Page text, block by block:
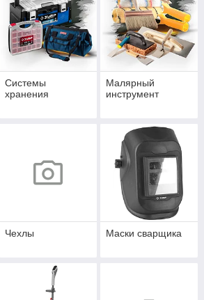
Системы
хранения
Малярный
инструмент
Чехлы Маски сварщика